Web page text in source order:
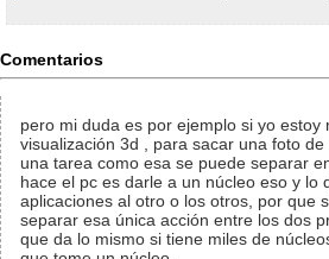
Comentarios
pero mi duda es por ejemplo si yo estoy
visualización 3d , para sacar una foto
una tarea como esa se puede separar
hace el pc es darle a un núcleo eso y lo
aplicaciones al otro o los otros, por que
separar esa única acción entre los dos
que da lo mismo si tiene miles de